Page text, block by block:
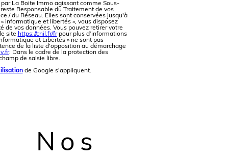
La Boite Immo agissant comme Sous-
Responsable du Traitement de vos
/ du Réseau. Elles sont conservées jusqu'à
informatique et libertés », vous disposez
de vos données. Vous pouvez retirer votre
site https://cnil.fr/frpour plus d’informations
et Libertés » ne sont pas
de la liste d'opposition au démarchage
. Dans le cadre de la protection des
de saisie libre.
de Google s'appliquent.
Nos